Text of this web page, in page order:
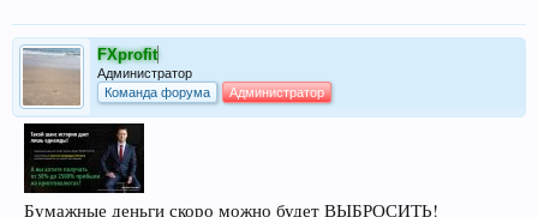
FXprofit
Администратор
Команда форума
Администратор
Бумажные деньги скоро можно будет ВЫБРОСИТЬ!